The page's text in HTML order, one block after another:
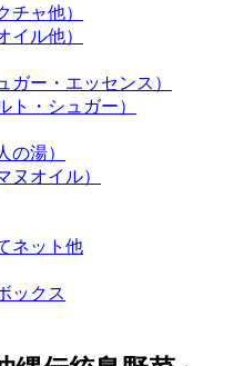
チャ他）
イル他）
ガー・エッセンス）
ト・シュガー）
の湯）
ヌオイル）
ネット他
ックス